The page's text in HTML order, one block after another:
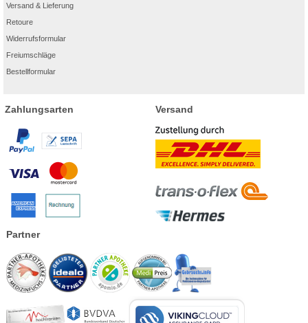
Versand & Lieferung
Retoure
Widerrufsformular
Freiumschläge
Bestellformular
Zahlungsarten Versand
Partner